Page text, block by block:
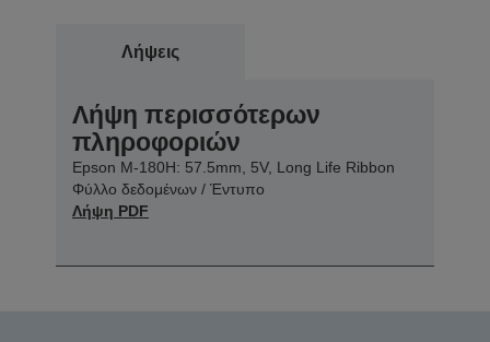
Λήψεις
Λήψη περισσότερων
πληροφοριών
Epson M-180H: 57.5mm, 5V, Long Life Ribbon
Φύλλο δεδομένων / Έντυπο
Λήψη PDF